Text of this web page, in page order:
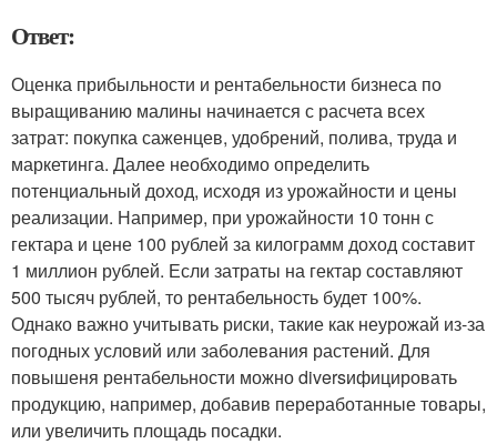
Ответ:
Оценка прибыльности и рентабельности бизнеса по
выращиванию малины начинается с расчета всех
затрат: покупка саженцев, удобрений, полива, труда и
маркетинга. Далее необходимо определить
потенциальный доход, исходя из урожайности и цены
реализации. Например, при урожайности 10 тонн с
гектара и цене 100 рублей за килограмм доход составит
1 миллион рублей. Если затраты на гектар составляют
500 тысяч рублей, то рентабельность будет 100%.
Однако важно учитывать риски, такие как неурожай из-за
погодных условий или заболевания растений. Для
повышеня рентабельности можно diversифицировать
продукцию, например, добавив переработанные товары,
или увеличить площадь посадки.